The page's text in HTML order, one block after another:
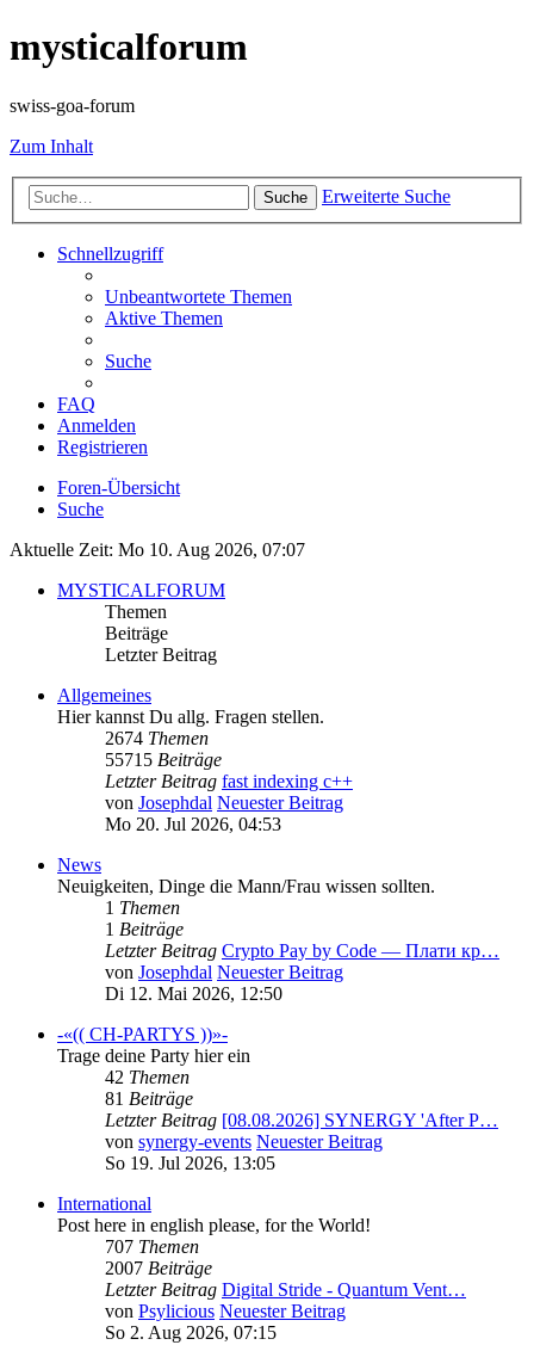
mysticalforum
swiss-goa-forum
Zum Inhalt
Suche Erweiterte Suche
Schnellzugriff
Unbeantwortete Themen
Aktive Themen
Suche
FAQ
Anmelden
Registrieren
Foren-Übersicht
Suche
Aktuelle Zeit: Mo 10. Aug 2026, 07:07
MYSTICALFORUM
Themen
Beiträge
Letzter Beitrag
Allgemeines
Hier kannst Du allg. Fragen stellen.
2674 Themen
55715 Beiträge
Letzter Beitrag fast indexing c++
von Josephdal Neuester Beitrag
Mo 20. Jul 2026, 04:53
News
Neuigkeiten, Dinge die Mann/Frau wissen sollten.
1 Themen
1 Beiträge
Letzter Beitrag Crypto Pay by Code — Плати кр…
von Josephdal Neuester Beitrag
Di 12. Mai 2026, 12:50
-«(( CH-PARTYS ))»-
Trage deine Party hier ein
42 Themen
81 Beiträge
Letzter Beitrag [08.08.2026] SYNERGY 'After P…
von synergy-events Neuester Beitrag
So 19. Jul 2026, 13:05
International
Post here in english please, for the World!
707 Themen
2007 Beiträge
Letzter Beitrag Digital Stride - Quantum Vent…
von Psylicious Neuester Beitrag
So 2. Aug 2026, 07:15